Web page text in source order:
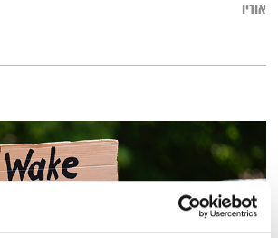
אודיו